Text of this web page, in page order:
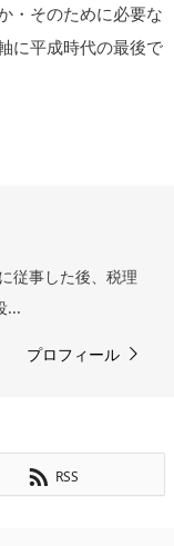
・そのために必要な
に平成時代の最後で
従事した後、税理
...
プロフィール
RSS